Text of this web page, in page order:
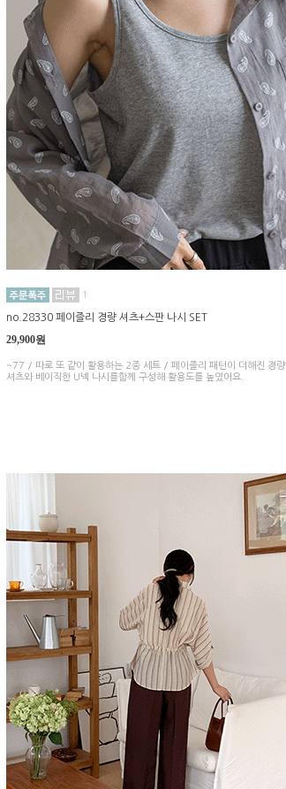
1
no.28330 페이즐리 경량 셔츠+스판 나시 SET
29,900원
~77 / 따로 또 같이 활용하는 2종 세트 / 페이즐리 패턴이 더해진 경량
셔츠와 베이직한 U넥 나시를함께 구성해 활용도를 높였어요.